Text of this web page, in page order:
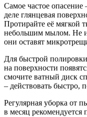
Самое частое
деле глянцевая
Протирайте её мягкой
небольшим мылом. Не
они оставят
Для быстрой
на поверхности
смочите ватный диск
– действовать быстро,
Регулярная уборка от
в месяц